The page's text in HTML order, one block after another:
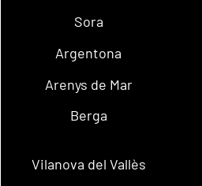
Sora
Argentona
Arenys de Mar
Berga
Vilanova del Vallès